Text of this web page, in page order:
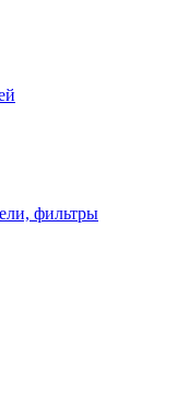
фильтры